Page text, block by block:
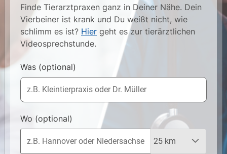
Finde Tierarztpraxen ganz in Deiner Nähe. Dein
Vierbeiner ist krank und Du weißt nicht, wie
schlimm es ist? Hier geht es zur tierärztlichen
Videosprechstunde.
Was (optional)
Wo (optional)